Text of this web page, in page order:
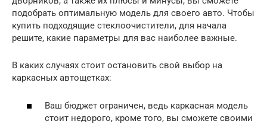
подобрать оптимальную модель для своего авто. Чтобы
купить подходящие стеклоочистители, для начала
решите, какие параметры для вас наиболее важные.
В каких случаях стоит остановить свой выбор на
каркасных автощетках:
Ваш бюджет ограничен, ведь каркасная модель
стоит недорого, кроме того, вы сможете своими